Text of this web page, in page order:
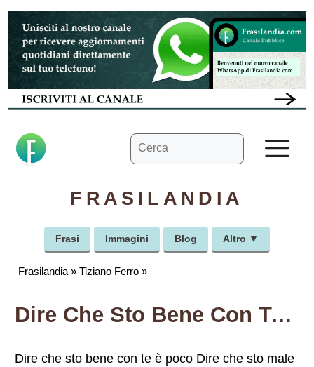
Vai
contenuto
Ricerca
per:
FRASILANDIA
Frasi Immagini Blog Altro ▼
Frasilandia »Tiziano Ferro »
Dire Che Sto Bene Con Te È Poco Dire Che Sto Male Con Te È Un Gioco Un Misto Tra Tregua E Rivoluzione.
Dire che sto bene con te è poco Dire che sto male